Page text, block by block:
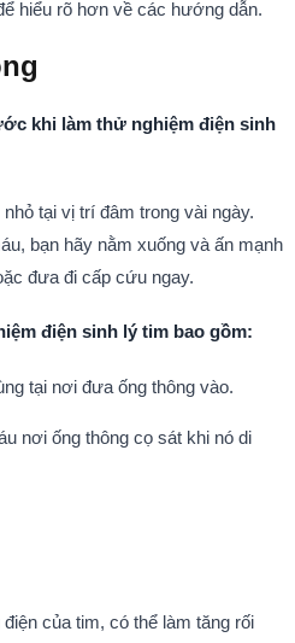
hiểu rõ hơn về các hướng dẫn.
khi làm thử nghiệm điện sinh
tại vị trí đâm trong vài ngày.
bạn hãy nằm xuống và ấn mạnh
đưa đi cấp cứu ngay.
điện sinh lý tim bao gồm:
tại nơi đưa ống thông vào.
nơi ống thông cọ sát khi nó di
của tim, có thể làm tăng rối